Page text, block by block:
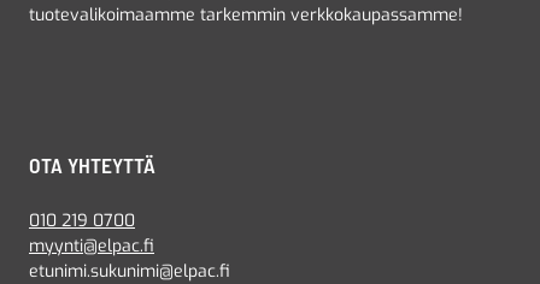
tuotevalikoimaamme tarkemmin verkkokaupassamme!
OTA YHTEYTTÄ
010 219 0700
myynti@elpac.fi
etunimi.sukunimi@elpac.fi